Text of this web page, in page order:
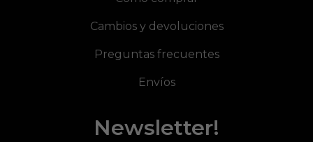
Cambios y devoluciones
Preguntas frecuentes
Envíos
Newsletter!